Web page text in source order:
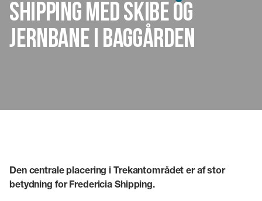
Shipping med skibe og
jernbane i baggården
Den centrale placering i Trekantområdet er af stor
betydning for Fredericia Shipping.